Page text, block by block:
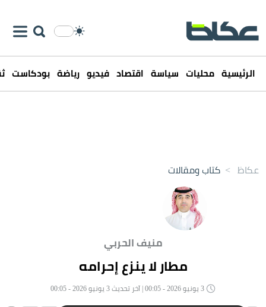
الرئيسية محليات سياسة اقتصاد فيديو رياضة بودكاست
عكاظ > كتاب ومقالات
منيف الحربي
مطار لا ينزع إحرامه